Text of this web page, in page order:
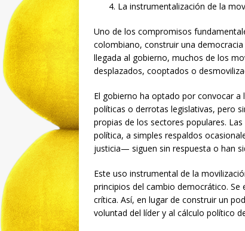
La instrumentalización de la
Uno de los compromisos
colombiano, construir una
llegada al gobierno, muchos de los
desplazados, cooptados o
El gobierno ha optado por convocar
políticas o derrotas legislativas, pero
propias de los sectores populares.
política, a simples respaldos
justicia— siguen sin respuesta o han
Este uso instrumental de la
principios del cambio democrático. Se
crítica. Así, en lugar de construir un
voluntad del líder y al cálculo político